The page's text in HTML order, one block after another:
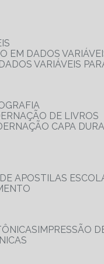
EM DADOS
DADOS VARIÁVEIS
DE LIVROS
CAPA DURA
APOSTILAS
IMPRESSÃO